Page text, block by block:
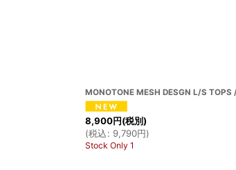
MONOTONE MESH DESGN L/S TOPS
8,900円(税別)
(税込: 9,790円)
Stock Only 1